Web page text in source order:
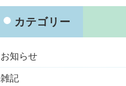
カテゴリー
お知らせ
雑記